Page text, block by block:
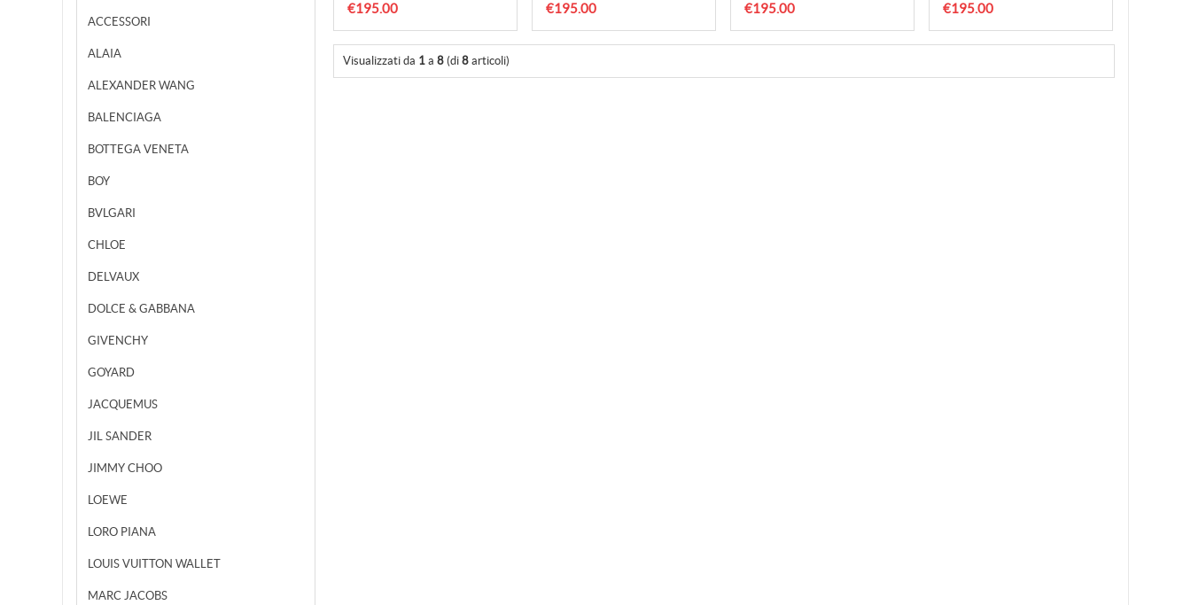
ACCESSORI
ALAIA
ALEXANDER WANG
BALENCIAGA
BOTTEGA VENETA
BOY
BVLGARI
CHLOE
DELVAUX
DOLCE & GABBANA
GIVENCHY
GOYARD
JACQUEMUS
JIL SANDER
JIMMY CHOO
LOEWE
LORO PIANA
LOUIS VUITTON WALLET
MARC JACOBS
€195.00 €195.00 €195.00 €195.00
Visualizzati da 1 a 8 (di 8 articoli)